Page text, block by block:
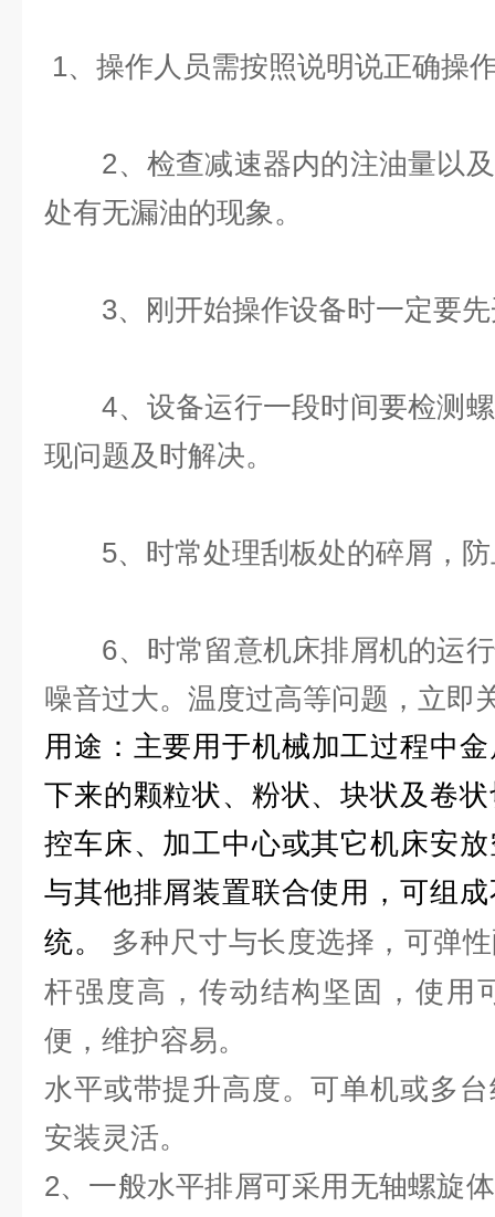
1、操作人员需按照说明说正确操
2、检查减速器内的注油量以及
处有无漏油的现象。
3、刚开始操作设备时一定要先
4、设备运行一段时间要检测螺
现问题及时解决。
5、时常处理刮板处的碎屑，防
6、时常留意机床排屑机的运行
噪音过大。温度过高等问题，立即
用途： 主要用于机械加工过程中
下来的颗粒状、粉状、块状及卷
控车床、加工中心或其它机床安
与其他排屑装置联合使用，可组
统。
多种尺寸与长度选择，可弹
杆强度高，传动结构坚固，使用
便，维护容易。
水平或带提升高度。可单机或多
安装灵活。
2、一般水平排屑可采用无轴螺旋